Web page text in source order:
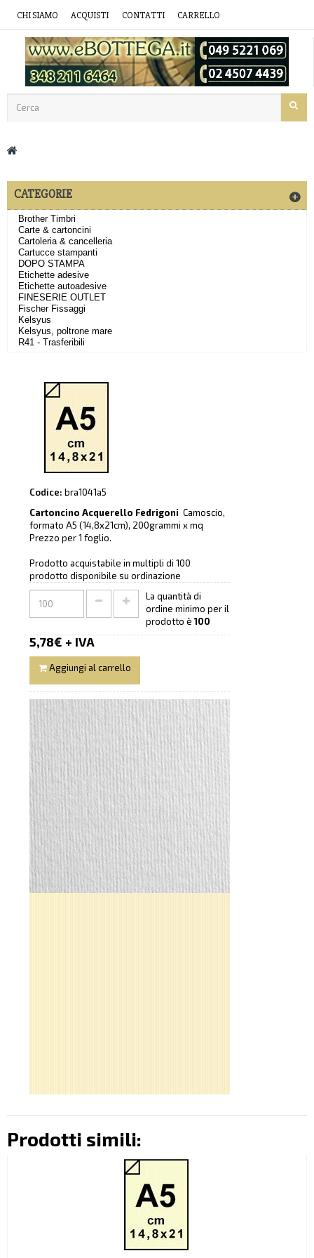
CHI SIAMO ACQUISTI CONTATTI CARRELLO
CATEGORIE
Brother Timbri
Carte & cartoncini
Cartoleria & cancelleria
Cartucce stampanti
DOPO STAMPA
Etichette adesive
Etichette autoadesive
FINESERIE OUTLET
Fischer Fissaggi
Kelsyus
Kelsyus, poltrone mare
R41 - Trasferibili
Codice: bra1041a5
Cartoncino Acquerello Fedrigoni Camoscio,
formato A5 (14,8x21cm), 200grammi x mq
Prezzo per 1 foglio.
Prodotto acquistabile in multipli di 100
prodotto disponibile su ordinazione
La quantità di
ordine minimo per il
prodotto è100
5,78€ + IVA
Aggiungi al carrello
Prodotti simili: